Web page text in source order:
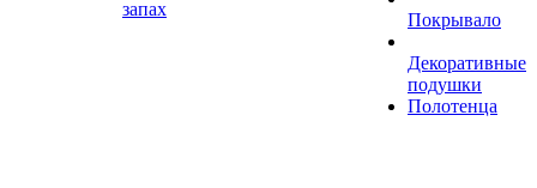
запах
Покрывало
Декоративные
подушки
Полотенца